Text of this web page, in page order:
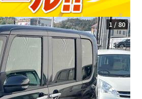
1 / 80